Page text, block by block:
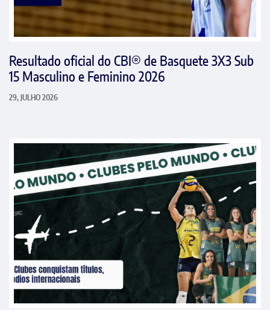
Resultado oficial do CBI® de Basquete 3X3 Sub
15 Masculino e Feminino 2026
29, JULHO 2026